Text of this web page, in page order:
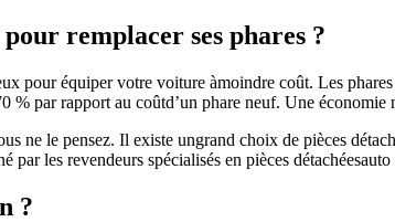
remplacer ses phares ?
pour équiper votre voiture àmoindre coût. Les
% par rapport au coûtd’un phare neuf. Une économie
ne le pensez. Il existe ungrand choix de pièces
par les revendeurs spécialisés en pièces
?